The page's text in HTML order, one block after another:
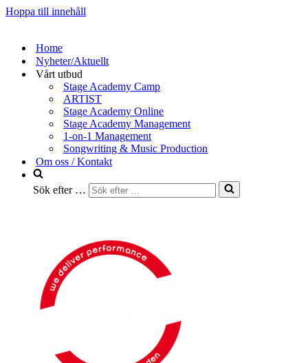
Hoppa till innehåll
Home
Nyheter/Aktuellt
Vårt utbud
Stage Academy Camp
ARTIST
Stage Academy Online
Stage Academy Management
1-on-1 Management
Songwriting & Music Production
Om oss / Kontakt
Sök efter …